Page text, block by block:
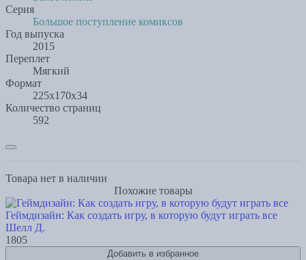
Серия
Большое поступление комиксов
Год выпуска
2015
Переплет
Мягкий
Формат
225х170х34
Количество страниц
592
Товара нет в наличии
Похожие товары
Геймдизайн: Как создать игру, в которую будут играть все
Шелл Д.
1805
Добавить в избранное